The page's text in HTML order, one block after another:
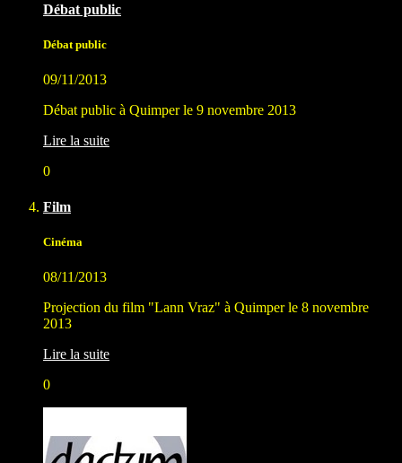
Débat public
Débat public
09/11/2013
Débat public à Quimper le 9 novembre 2013
Lire la suite
0
Film
Cinéma
08/11/2013
Projection du film "Lann Vraz" à Quimper le 8 novembre
2013
Lire la suite
0